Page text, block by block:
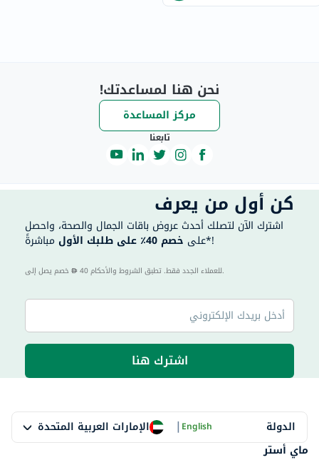
نحن هنا لمساعدتك!
مركز المساعدة
تابعنا
كن أول من يعرف
اشترك الآن لتصلك أحدث عروض باقات الجمال والصحة، واحصل
على خصم 40٪ على طلبك الأول مباشرةً*!
40 للعملاء الجدد فقط. تطبق الشروط والأحكام.
اشترك هنا
الدولة الإمارات العربية المتحدة |English
ماي أستر